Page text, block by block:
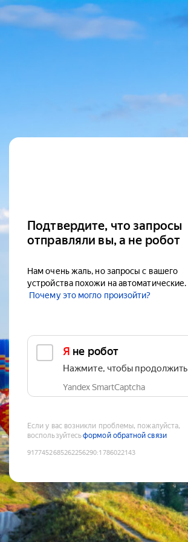
Подтвердите, что запросы
отправляли вы, а не робот
Нам очень жаль, но запросы с вашего
устройства похожи на автоматические.
Почему это могло произойти?
Я не робот
Нажмите, чтобы продолжить
Yandex SmartCaptcha
Если у вас возникли проблемы, пожалуйста,
воспользуйтесьформой обратной связи
9177452685262256290:1786022143